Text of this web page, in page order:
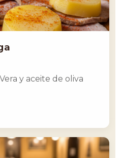
y aceite de oliva